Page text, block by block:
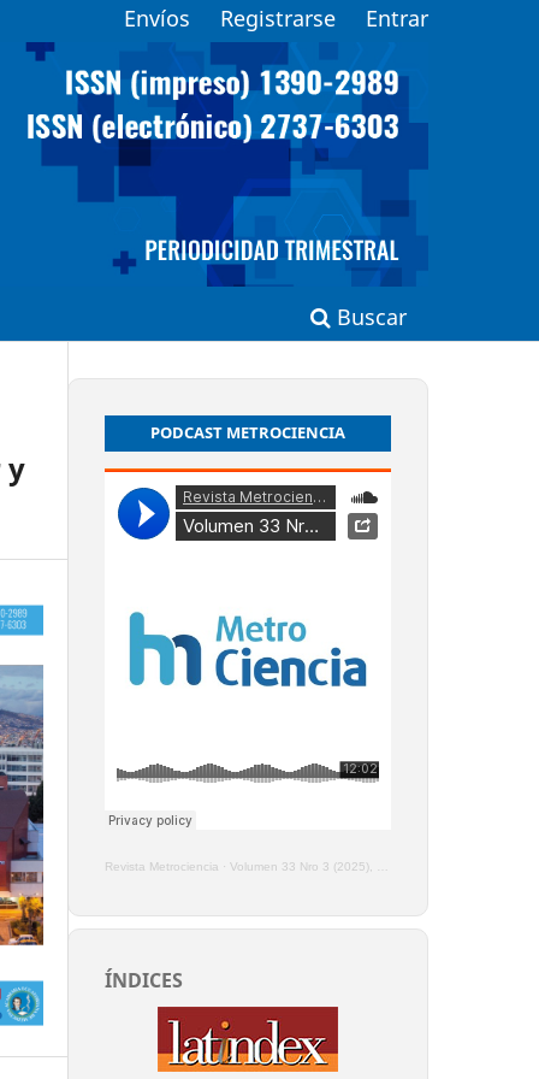
Buscar
Envíos Registrarse Entrar
y
PODCAST METROCIENCIA
Revista Metrociencia · Volumen 33 Nro 3 (2025), Enero - Marzo
ÍNDICES